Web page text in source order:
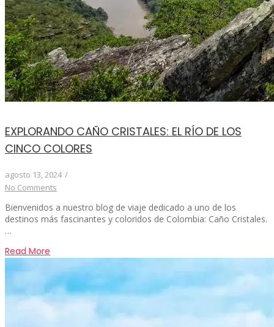
EXPLORANDO CAÑO CRISTALES: EL RÍO DE LOS
CINCO COLORES
agosto 13, 2024 /
No Comments
Bienvenidos a nuestro blog de viaje dedicado a uno de los
destinos más fascinantes y coloridos de Colombia: Caño Cristales.
…
Read More